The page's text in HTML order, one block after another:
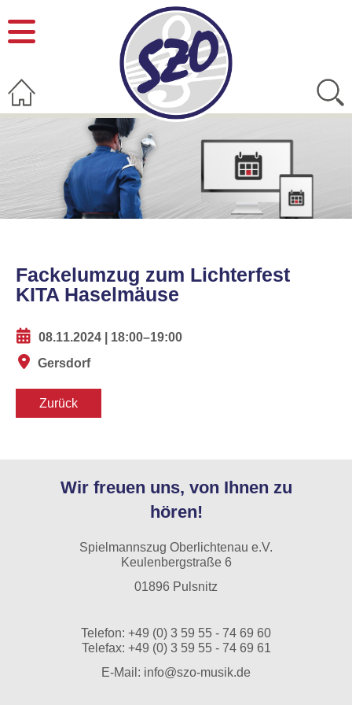
Fackelumzug zum Lichterfest
KITA Haselmäuse
08.11.2024 | 18:00–19:00
Gersdorf
Zurück
Wir freuen uns, von Ihnen zu
hören!
Spielmannszug Oberlichtenau e.V.
Keulenbergstraße 6
01896 Pulsnitz
Telefon: +49 (0) 3 59 55 - 74 69 60
Telefax: +49 (0) 3 59 55 - 74 69 61
E-Mail: info@szo-musik.de